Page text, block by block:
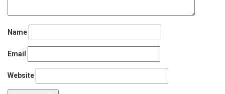
Name
Email
Website